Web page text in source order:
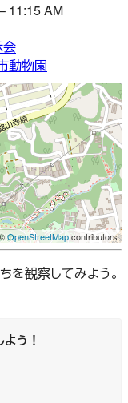
11:15 AM
会
動物園
OpenStreetMapcontributors
を観察してみよう。
う！